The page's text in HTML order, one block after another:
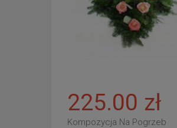
225.00 zł
Kompozycja Na Pogrzeb